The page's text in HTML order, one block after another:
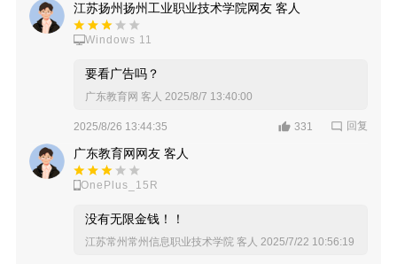
江苏扬州扬州工业职业技术学院网友 客人
Windows 11
要看广告吗？
广东教育网 客人 2025/8/7 13:40:00
2025/8/26 13:44:35 331 回复
广东教育网网友 客人
OnePlus_15R
没有无限金钱！！
江苏常州常州信息职业技术学院 客人 2025/7/22 10:56:19